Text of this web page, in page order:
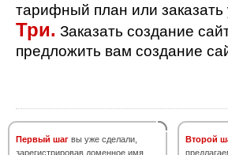
тарифный план или заказать
Три. Заказать создание
предложить вам создание
Первый шаг вы уже сделали,
зарегистрировав доменное имя.
Второй